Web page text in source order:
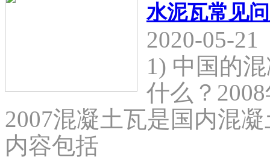
水泥瓦常见
2020-05-21
1) 中国的
什么？
2007混凝土瓦是国内混
内容包括